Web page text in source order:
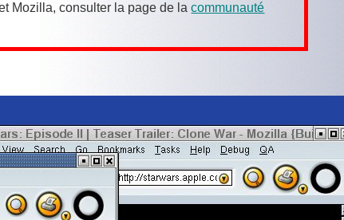
Mozilla, consulter la page de lacommunauté